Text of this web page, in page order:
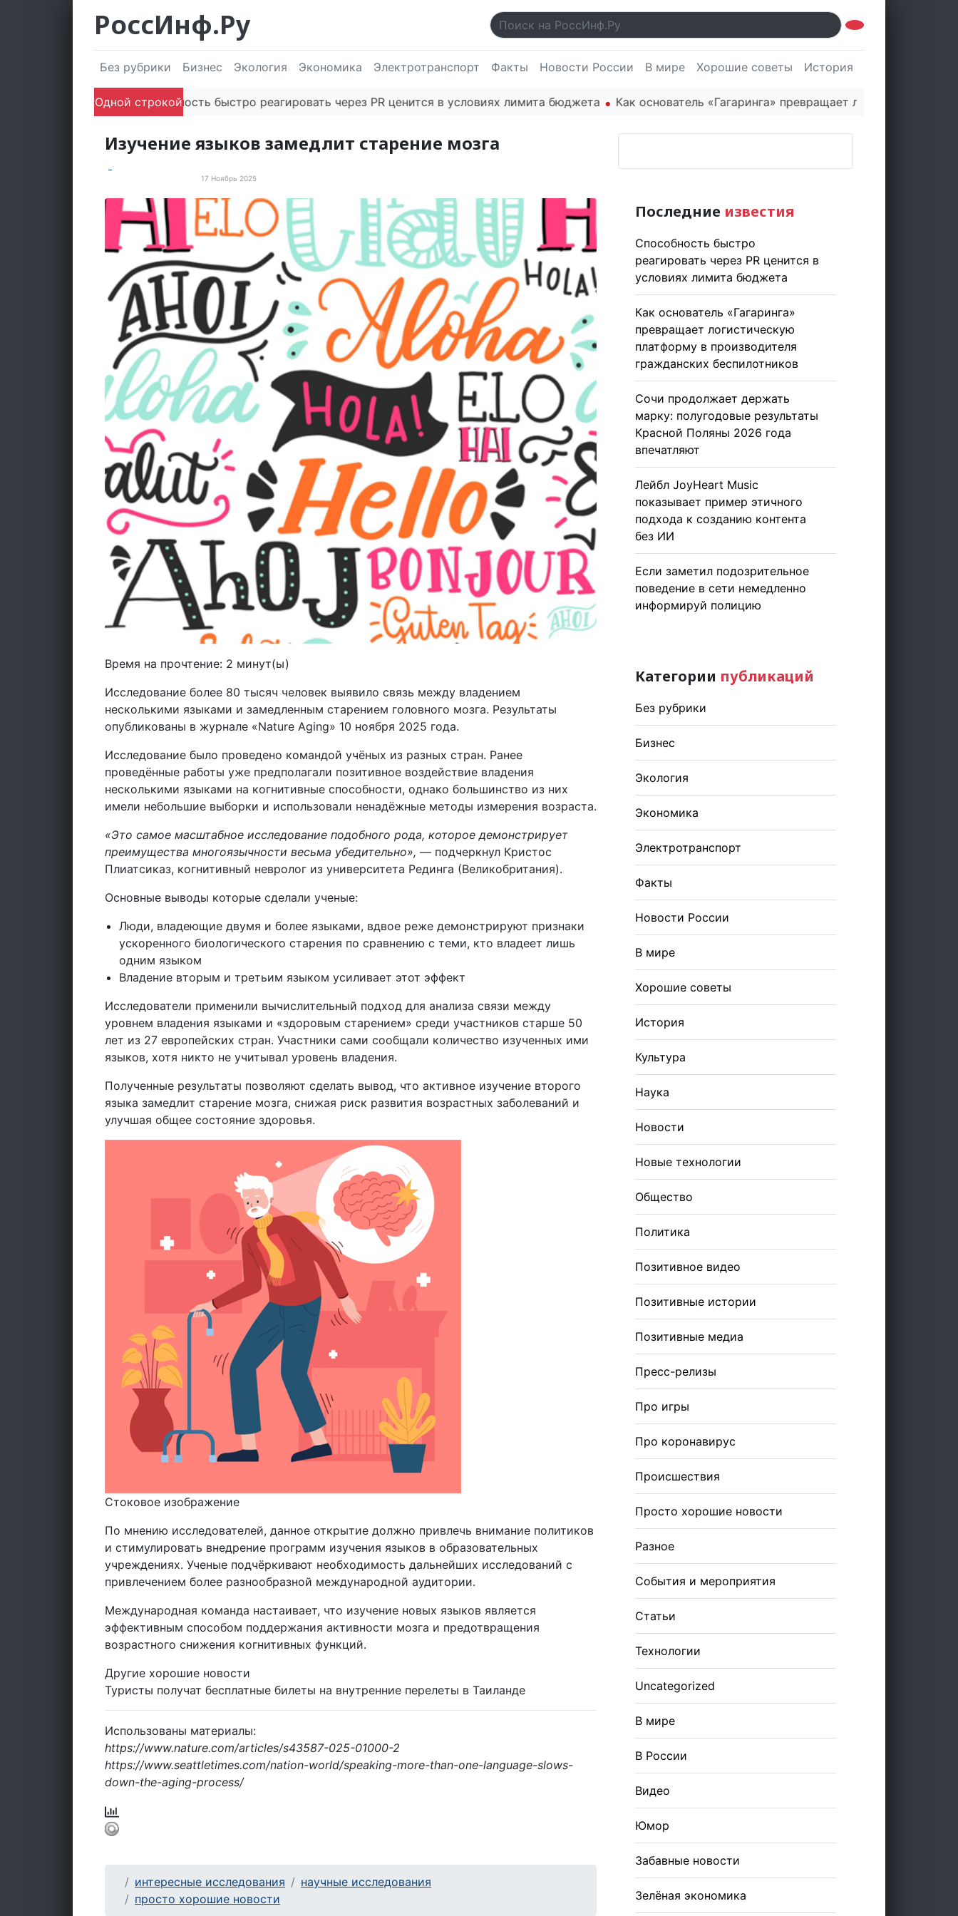
РоссИнф.Ру
Без рубрики Бизнес Экология Экономика Электротранспорт Факты Новости России В мире Хорошие советы История
Одной строкой
Способность быстро реагировать через PR ценится в условиях лимита бюджета Как основатель «Гагаринга» превращает логистическую
Изучение языков замедлит старение мозга
17 Ноябрь 2025
Время на прочтение: 2 минут(ы)
Исследование более 80 тысяч человек выявило связь между владением
несколькими языками и замедленным старением головного мозга. Результаты
опубликованы в журнале «Nature Aging» 10 ноября 2025 года.
Исследование было проведено командой учёных из разных стран. Ранее
проведённые работы уже предполагали позитивное воздействие владения
несколькими языками на когнитивные способности, однако большинство из них
имели небольшие выборки и использовали ненадёжные методы измерения возраста.
«Это самое масштабное исследование подобного рода, которое демонстрирует
преимущества многоязычности весьма убедительно», — подчеркнул Кристос
Плиатсиказ, когнитивный невролог из университета Рединга (Великобритания).
Основные выводы которые сделали ученые:
Люди, владеющие двумя и более языками, вдвое реже демонстрируют признаки
ускоренного биологического старения по сравнению с теми, кто владеет лишь
одним языком
Владение вторым и третьим языком усиливает этот эффект
Исследователи применили вычислительный подход для анализа связи между
уровнем владения языками и «здоровым старением» среди участников старше 50
лет из 27 европейских стран. Участники сами сообщали количество изученных ими
языков, хотя никто не учитывал уровень владения.
Полученные результаты позволяют сделать вывод, что активное изучение второго
языка замедлит старение мозга, снижая риск развития возрастных заболеваний и
улучшая общее состояние здоровья.
Стоковое изображение
По мнению исследователей, данное открытие должно привлечь внимание политиков
и стимулировать внедрение программ изучения языков в образовательных
учреждениях. Ученые подчёркивают необходимость дальнейших исследований с
привлечением более разнообразной международной аудитории.
Международная команда настаивает, что изучение новых языков является
эффективным способом поддержания активности мозга и предотвращения
возрастного снижения когнитивных функций.
Другие хорошие новости
Туристы получат бесплатные билеты на внутренние перелеты в Таиланде
Использованы материалы:
https://www.nature.com/articles/s43587-025-01000-2
https://www.seattletimes.com/nation-world/speaking-more-than-one-language-slows-
down-the-aging-process/
интересные исследования
научные исследования
просто хорошие новости
Последние известия
Способность быстро
реагировать через PR ценится в
условиях лимита бюджета
Как основатель «Гагаринга»
превращает логистическую
платформу в производителя
гражданских беспилотников
Сочи продолжает держать
марку: полугодовые результаты
Красной Поляны 2026 года
впечатляют
Лейбл JoyHeart Music
показывает пример этичного
подхода к созданию контента
без ИИ
Если заметил подозрительное
поведение в сети немедленно
информируй полицию
Категории публикаций
Без рубрики
Бизнес
Экология
Экономика
Электротранспорт
Факты
Новости России
В мире
Хорошие советы
История
Культура
Наука
Новости
Новые технологии
Общество
Политика
Позитивное видео
Позитивные истории
Позитивные медиа
Пресс-релизы
Про игры
Про коронавирус
Происшествия
Просто хорошие новости
Разное
События и мероприятия
Статьи
Технологии
Uncategorized
В мире
В России
Видео
Юмор
Забавные новости
Зелёная экономика